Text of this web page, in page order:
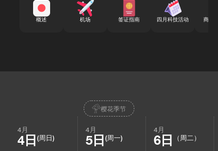
概述 机场 签证指南 四月科技活动 商务
樱花季节
4月
4日 (周日)
4月
5日 (周一)
4月
6日 （周二）